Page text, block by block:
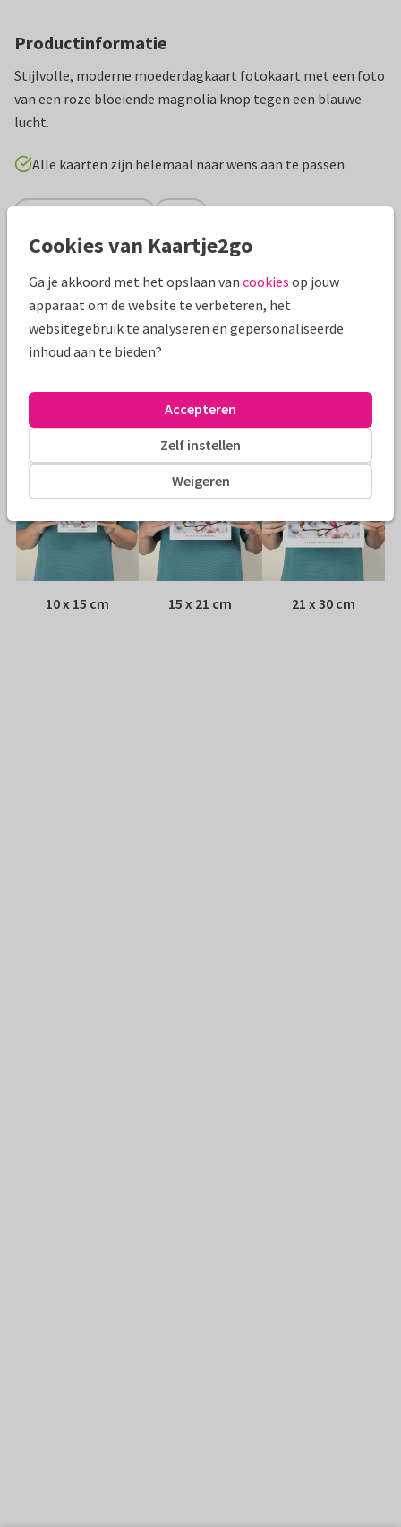
Productinformatie
Stijlvolle, moderne moederdagkaart fotokaart met een foto
van een roze bloeiende magnolia knop tegen een blauwe
lucht.
Alle kaarten zijn helemaal naar wens aan te passen
Moederdag kaarten ilse
Papiersoort: Kies uit 6 luxe papiersoorten
Envelop: Witte vensterenvelop
Adres: Achterop de kaart
Formaten
10 x 15 cm 15 x 21 cm 21 x 30 cm
Cookies van Kaartje2go
Ga je akkoord met het opslaan van cookies op jouw
apparaat om de website te verbeteren, het
websitegebruik te analyseren en gepersonaliseerde
inhoud aan te bieden?
Weigeren
Zelf instellen
Accepteren